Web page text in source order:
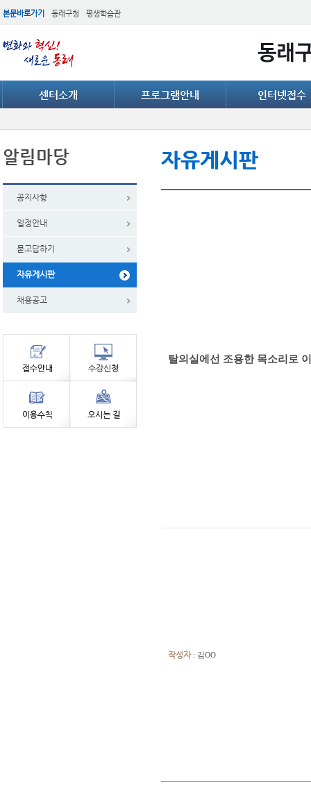
본문바로가기 동래구청 평생학습관
센터소개 프로그램안내 인터넷접수
알림마당
공지사항
일정안내
묻고답하기
자유게시판
채용공고
자유게시판
탈의실에선 조용한 목소리로
작성자: 김OO